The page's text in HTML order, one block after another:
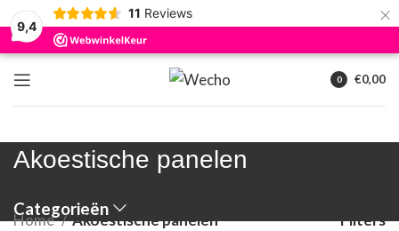
9,4
11 Reviews ×
0
€0,00
Akoestische panelen
Categorieën
Home Akoestische panelen Filters